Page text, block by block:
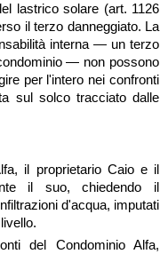
lastrico solare (art. 1126
il terzo danneggiato. La
interna — un terzo
— non possono
per l'intero nei confronti
sul solco tracciato dalle
il proprietario Caio e il
il suo, chiedendo il
d'acqua, imputati
del Condominio Alfa,